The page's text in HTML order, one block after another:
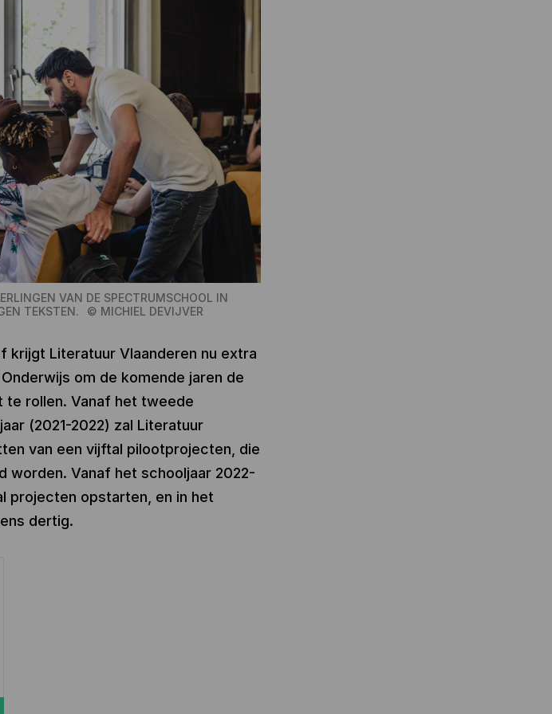
VAN DE SPECTRUMSCHOOL IN
TEKSTEN.
© MICHIEL DEVIJVER
krijgt Literatuur Vlaanderen nu extra
om de komende jaren de
rollen. Vanaf het tweede
(2021-2022) zal Literatuur
van een vijftal pilootprojecten, die
worden. Vanaf het schooljaar 2022-
projecten opstarten, en in het
dertig.